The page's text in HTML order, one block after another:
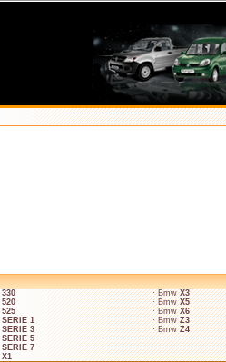
330
520
525
SERIE 1
SERIE 3
SERIE 5
SERIE 7
X1
· BmwX3
· BmwX5
· BmwX6
· BmwZ3
· BmwZ4